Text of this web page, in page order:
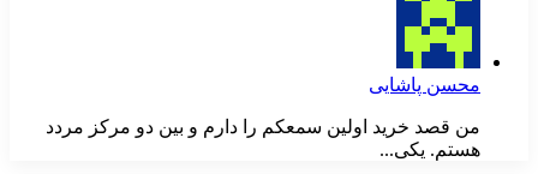
محسن پاشایی
من قصد خرید اولین سمعکم را دارم و بین دو مرکز مردد
هستم. یکی...